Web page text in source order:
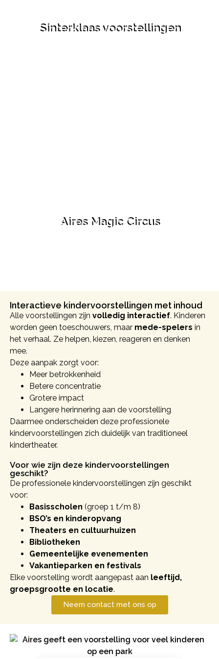
Sinterklaas voorstellingen
Aires Magic Circus
Interactieve kindervoorstellingen met inhoud
Alle voorstellingen zijn volledig interactief. Kinderen
worden geen toeschouwers, maar mede-spelers in
het verhaal. Ze helpen, kiezen, reageren en denken
mee.
Deze aanpak zorgt voor:
Meer betrokkenheid
Betere concentratie
Grotere impact
Langere herinnering aan de voorstelling
Daarmee onderscheiden deze professionele
kindervoorstellingen zich duidelijk van traditioneel
kindertheater.
Voor wie zijn deze kindervoorstellingen
geschikt?
De professionele kindervoorstellingen zijn geschikt
voor:
Basisscholen (groep 1 t/m 8)
BSO’s en kinderopvang
Theaters en cultuurhuizen
Bibliotheken
Gemeentelijke evenementen
Vakantieparken en festivals
Elke voorstelling wordt aangepast aan leeftijd,
groepsgrootte en locatie.
Neem contact met ons op